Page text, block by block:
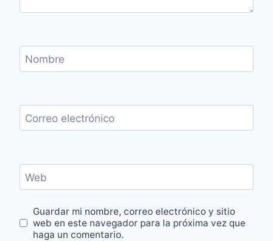
Nombre
Correo electrónico
Web
Guardar mi nombre, correo electrónico y sitio
web en este navegador para la próxima vez que
haga un comentario.